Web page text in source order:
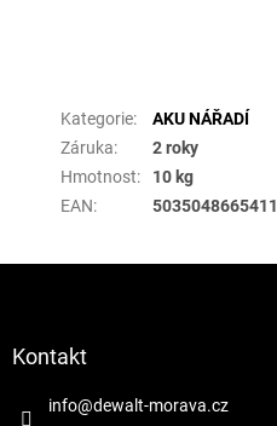
Kategorie:
AKU NÁŘADÍ
Záruka:
2 roky
Hmotnost:
10 kg
EAN: 5035048665411
Kontakt
info@dewalt-morava.cz